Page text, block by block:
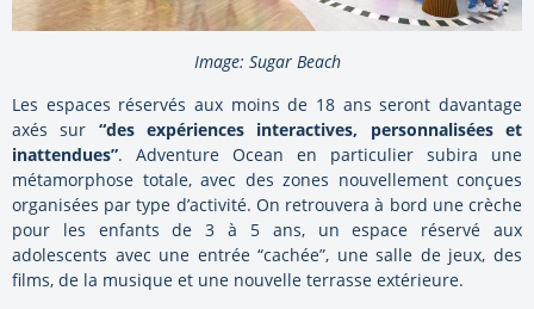
Image: Sugar Beach
Les espaces réservés aux moins de 18 ans seront davantage
axés sur “des expériences interactives, personnalisées et
inattendues”. Adventure Ocean en particulier subira une
métamorphose totale, avec des zones nouvellement conçues
organisées par type d’activité. On retrouvera à bord une crèche
pour les enfants de 3 à 5 ans, un espace réservé aux
adolescents avec une entrée “cachée”, une salle de jeux, des
films, de la musique et une nouvelle terrasse extérieure.